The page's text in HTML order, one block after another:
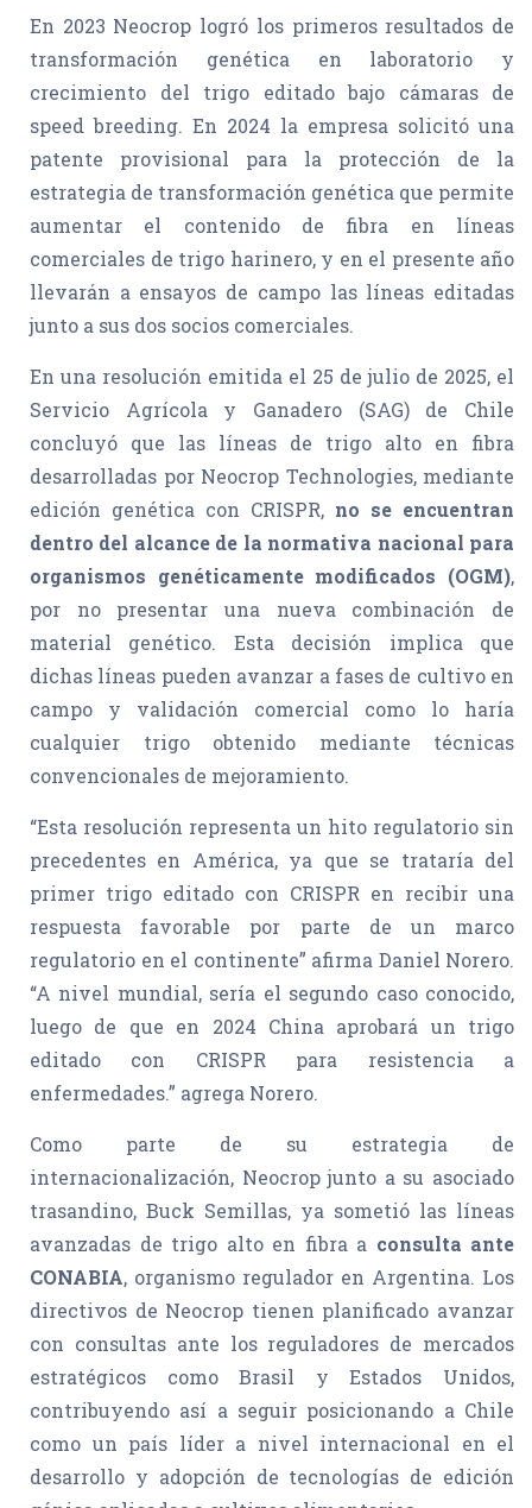
En 2023 Neocrop logró los primeros resultados de
transformación genética en laboratorio y
crecimiento del trigo editado bajo cámaras de
speed breeding. En 2024 la empresa solicitó una
patente provisional para la protección de la
estrategia de transformación genética que permite
aumentar el contenido de fibra en líneas
comerciales de trigo harinero, y en el presente año
llevarán a ensayos de campo las líneas editadas
junto a sus dos socios comerciales.
En una resolución emitida el 25 de julio de 2025, el
Servicio Agrícola y Ganadero (SAG) de Chile
concluyó que las líneas de trigo alto en fibra
desarrolladas por Neocrop Technologies, mediante
edición genética con CRISPR, no se encuentran
dentro del alcance de la normativa nacional para
organismos genéticamente modificados (OGM),
por no presentar una nueva combinación de
material genético. Esta decisión implica que
dichas líneas pueden avanzar a fases de cultivo en
campo y validación comercial como lo haría
cualquier trigo obtenido mediante técnicas
convencionales de mejoramiento.
“Esta resolución representa un hito regulatorio sin
precedentes en América, ya que se trataría del
primer trigo editado con CRISPR en recibir una
respuesta favorable por parte de un marco
regulatorio en el continente” afirma Daniel Norero.
“A nivel mundial, sería el segundo caso conocido,
luego de que en 2024 China aprobará un trigo
editado con CRISPR para resistencia a
enfermedades.” agrega Norero.
Como parte de su estrategia de
internacionalización, Neocrop junto a su asociado
trasandino, Buck Semillas, ya sometió las líneas
avanzadas de trigo alto en fibra a consulta ante
CONABIA, organismo regulador en Argentina. Los
directivos de Neocrop tienen planificado avanzar
con consultas ante los reguladores de mercados
estratégicos como Brasil y Estados Unidos,
contribuyendo así a seguir posicionando a Chile
como un país líder a nivel internacional en el
desarrollo y adopción de tecnologías de edición